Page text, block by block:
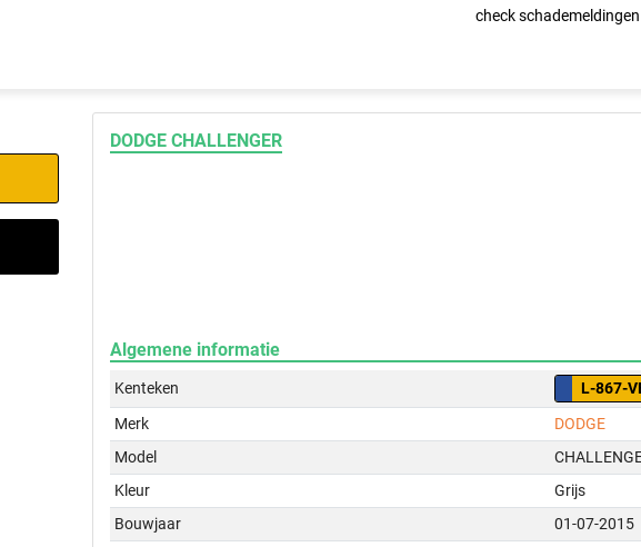
check
DODGE CHALLENGER
Algemene informatie
Kenteken
L-867-
Merk
DODGE
Model
Kleur
Grijs
Bouwjaar
01-07-2015